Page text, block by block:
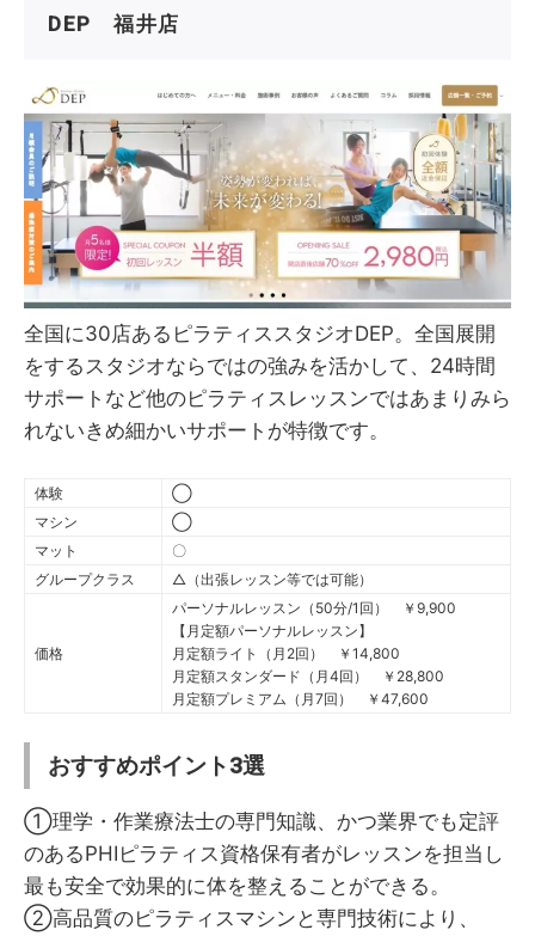
DEP 福井店
全国に30店あるピラティススタジオDEP。全国展開
をするスタジオならではの強みを活かして、24時間
サポートなど他のピラティスレッスンではあまりみら
れないきめ細かいサポートが特徴です。
体験
◯
マシン
◯
マット
〇
グループクラス
△（出張レッスン等では可能）
価格
パーソナルレッスン（50分/1回） ￥9,900
【月定額パーソナルレッスン】
月定額ライト（月2回） ￥14,800
月定額スタンダード（月4回） ￥28,800
月定額プレミアム（月7回） ￥47,600
おすすめポイント3選
①理学・作業療法士の専門知識、かつ業界でも定評
のあるPHIピラティス資格保有者がレッスンを担当し
最も安全で効果的に体を整えることができる。
②高品質のピラティスマシンと専門技術により、